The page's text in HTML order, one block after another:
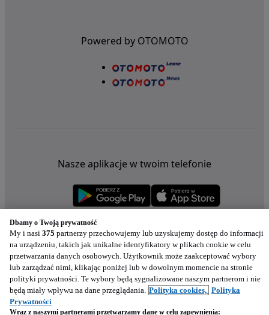
Powered by OTOMOTO
Nasze aplikacje w twoim telefonie
Dbamy o Twoją prywatność
My i nasi 375 partnerzy przechowujemy lub uzyskujemy dostęp do informacji
na urządzeniu, takich jak unikalne identyfikatory w plikach cookie w celu
przetwarzania danych osobowych. Użytkownik może zaakceptować wybory
lub zarządzać nimi, klikając poniżej lub w dowolnym momencie na stronie
polityki prywatności. Te wybory będą sygnalizowane naszym partnerom i nie
będą miały wpływu na dane przeglądania. Polityka cookies, Polityka
Prywatności
Wraz z naszymi partnerami przetwarzamy dane w celu zapewnienia: